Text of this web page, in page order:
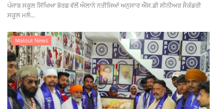
ਪੰਜਾਬ ਸਕੂਲ ਸਿੱਖਿਆ ਬੋਰਡ ਵੱਲੋਂ ਐਲਾਨੇ ਨਤੀਜਿਆਂ ਅਨੁਸਾਰ ਐੱਸ.ਡੀ ਸੀਨੀਅਰ ਸੈਕੰਡਰੀ
ਸਕੂਲ ਮਲੋ...
Malout News